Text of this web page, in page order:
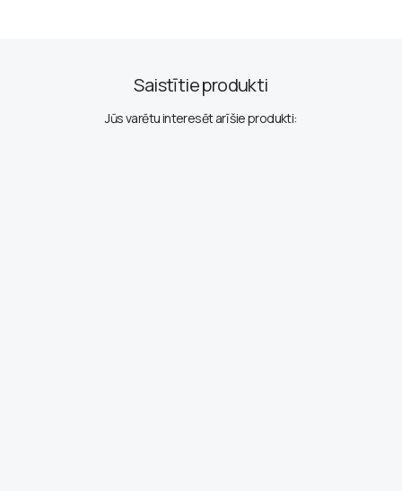
Jūs varētu interesēt arī šie produkti:
Saistītie produkti